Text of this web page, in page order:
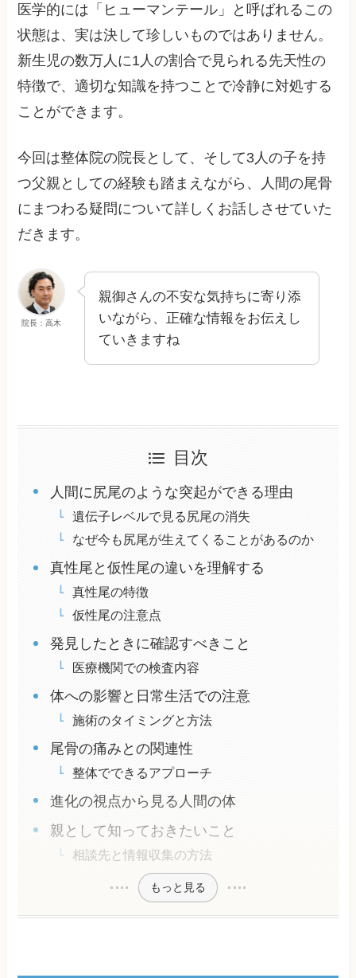
医学的には「ヒューマンテール」と呼ばれるこの
状態は、実は決して珍しいものではありません。
新生児の数万人に1人の割合で見られる先天性の
特徴で、適切な知識を持つことで冷静に対処する
ことができます。
今回は整体院の院長として、そして3人の子を持
つ父親としての経験も踏まえながら、人間の尾骨
にまつわる疑問について詳しくお話しさせていた
だきます。
院長：高木
親御さんの不安な気持ちに寄り添
いながら、正確な情報をお伝えし
ていきますね
目次
人間に尻尾のような突起ができる理由
遺伝子レベルで見る尻尾の消失
なぜ今も尻尾が生えてくることがあるのか
真性尾と仮性尾の違いを理解する
真性尾の特徴
仮性尾の注意点
発見したときに確認すべきこと
医療機関での検査内容
体への影響と日常生活での注意
施術のタイミングと方法
尾骨の痛みとの関連性
整体でできるアプローチ
進化の視点から見る人間の体
親として知っておきたいこと
相談先と情報収集の方法
もっと見る